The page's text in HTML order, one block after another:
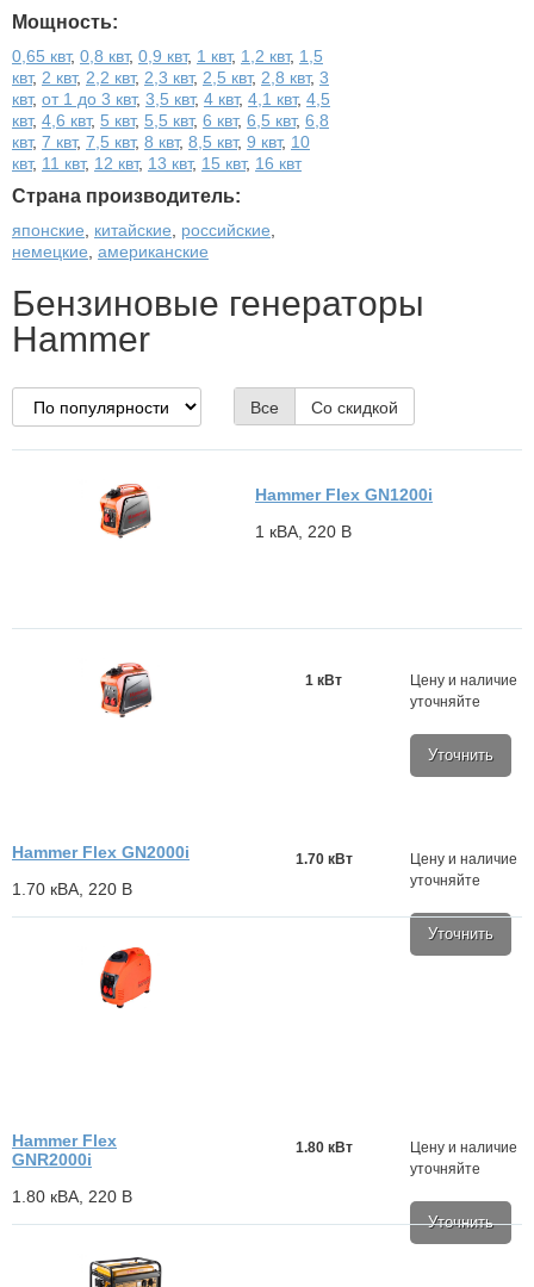
Мощность:
0,65 квт, 0,8 квт, 0,9 квт, 1 квт, 1,2 квт, 1,5
квт, 2 квт, 2,2 квт, 2,3 квт, 2,5 квт, 2,8 квт, 3
квт, от 1 до 3 квт, 3,5 квт, 4 квт, 4,1 квт, 4,5
квт, 4,6 квт, 5 квт, 5,5 квт, 6 квт, 6,5 квт, 6,8
квт, 7 квт, 7,5 квт, 8 квт, 8,5 квт, 9 квт, 10
квт, 11 квт, 12 квт, 13 квт, 15 квт, 16 квт
Страна производитель:
японские китайские российские
немецкие американские
Бензиновые генераторы
Hammer
Все Со скидкой
Hammer Flex GN1200i
1 кВА, 220 В
Цену и наличие
уточняйте
Уточнить
1 кВт
Hammer Flex GN2000i
1.70 кВА, 220 В
Цену и наличие
уточняйте
Уточнить
1.70 кВт
Hammer Flex
GNR2000i
1.80 кВА, 220 В
Цену и наличие
уточняйте
Уточнить
1.80 кВт